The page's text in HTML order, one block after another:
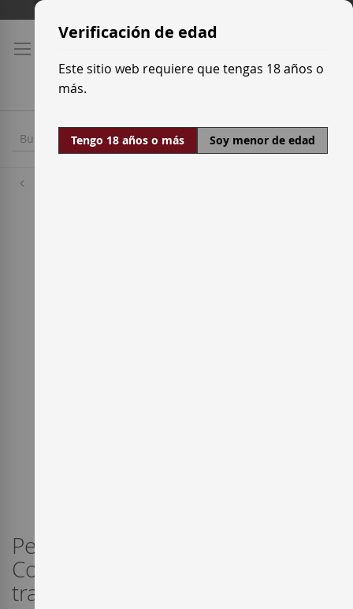
contenido
Pequeña bodega del Priorat, La
Conreria d'Scala Dei refleja la
tradición y terroir de esta tierra.
Verificación de edad
Este sitio web requiere que tengas 18 años o
más.
Tengo 18 años o más Soy menor de edad